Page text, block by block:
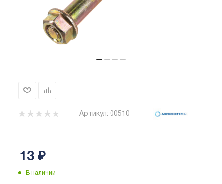
Артикул: 00510
13₽
В наличии